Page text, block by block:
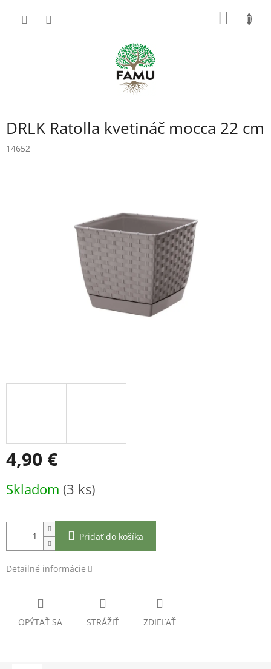
DRLK Ratolla kvetináč mocca 22 cm
14652
4,90 €
cena:
Skladom (3 ks)
Pridať do košíka
Detailné informácie
OPÝTAŤ SA STRÁŽIŤ ZDIEĽAŤ